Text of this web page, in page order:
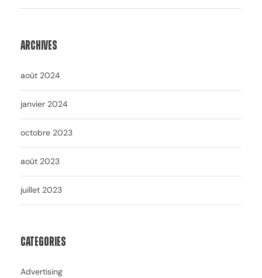
Archives
août 2024
janvier 2024
octobre 2023
août 2023
juillet 2023
Categories
Advertising